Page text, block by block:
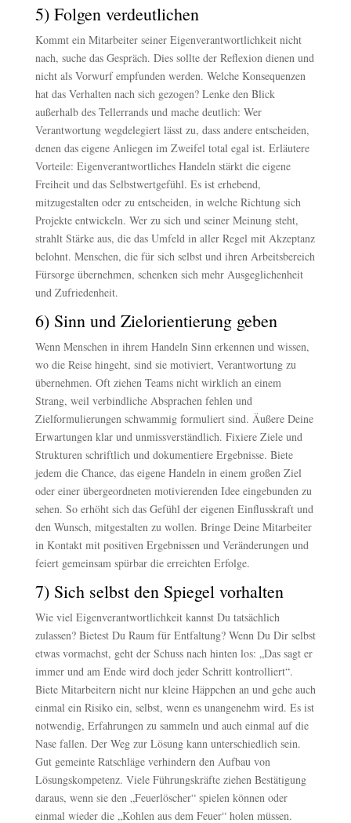
5) Folgen verdeutlichen
Kommt ein Mitarbeiter seiner Eigenverantwortlichkeit nicht
nach, suche das Gespräch. Dies sollte der Reflexion dienen und
nicht als Vorwurf empfunden werden. Welche Konsequenzen
hat das Verhalten nach sich gezogen? Lenke den Blick
außerhalb des Tellerrands und mache deutlich: Wer
Verantwortung wegdelegiert lässt zu, dass andere entscheiden,
denen das eigene Anliegen im Zweifel total egal ist. Erläutere
Vorteile: Eigenverantwortliches Handeln stärkt die eigene
Freiheit und das Selbstwertgefühl. Es ist erhebend,
mitzugestalten oder zu entscheiden, in welche Richtung sich
Projekte entwickeln. Wer zu sich und seiner Meinung steht,
strahlt Stärke aus, die das Umfeld in aller Regel mit Akzeptanz
belohnt. Menschen, die für sich selbst und ihren Arbeitsbereich
Fürsorge übernehmen, schenken sich mehr Ausgeglichenheit
und Zufriedenheit.
6) Sinn und Zielorientierung geben
Wenn Menschen in ihrem Handeln Sinn erkennen und wissen,
wo die Reise hingeht, sind sie motiviert, Verantwortung zu
übernehmen. Oft ziehen Teams nicht wirklich an einem
Strang, weil verbindliche Absprachen fehlen und
Zielformulierungen schwammig formuliert sind. Äußere Deine
Erwartungen klar und unmissverständlich. Fixiere Ziele und
Strukturen schriftlich und dokumentiere Ergebnisse. Biete
jedem die Chance, das eigene Handeln in einem großen Ziel
oder einer übergeordneten motivierenden Idee eingebunden zu
sehen. So erhöht sich das Gefühl der eigenen Einflusskraft und
den Wunsch, mitgestalten zu wollen. Bringe Deine Mitarbeiter
in Kontakt mit positiven Ergebnissen und Veränderungen und
feiert gemeinsam spürbar die erreichten Erfolge.
7) Sich selbst den Spiegel vorhalten
Wie viel Eigenverantwortlichkeit kannst Du tatsächlich
zulassen? Bietest Du Raum für Entfaltung? Wenn Du Dir selbst
etwas vormachst, geht der Schuss nach hinten los: „Das sagt er
immer und am Ende wird doch jeder Schritt kontrolliert“.
Biete Mitarbeitern nicht nur kleine Häppchen an und gehe auch
einmal ein Risiko ein, selbst, wenn es unangenehm wird. Es ist
notwendig, Erfahrungen zu sammeln und auch einmal auf die
Nase fallen. Der Weg zur Lösung kann unterschiedlich sein.
Gut gemeinte Ratschläge verhindern den Aufbau von
Lösungskompetenz. Viele Führungskräfte ziehen Bestätigung
daraus, wenn sie den „Feuerlöscher“ spielen können oder
einmal wieder die „Kohlen aus dem Feuer“ holen müssen.